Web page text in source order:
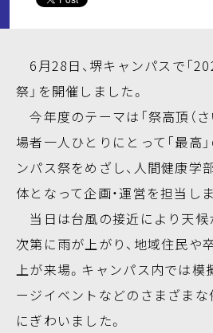
6月28日、堺キャンパスで「
祭」を開催しました。
今年度のテーマは「祭高頂（さ
場者一人ひとりにとって「最高
ンパス祭をめざし、人間健康学
体となって企画・運営を担当し
当日は台風の接近により天候
次第に雨が上がり、地域住民や
上が来場。キャンパス内では模
ージイベントなどのさまざまな
にぎわいました。